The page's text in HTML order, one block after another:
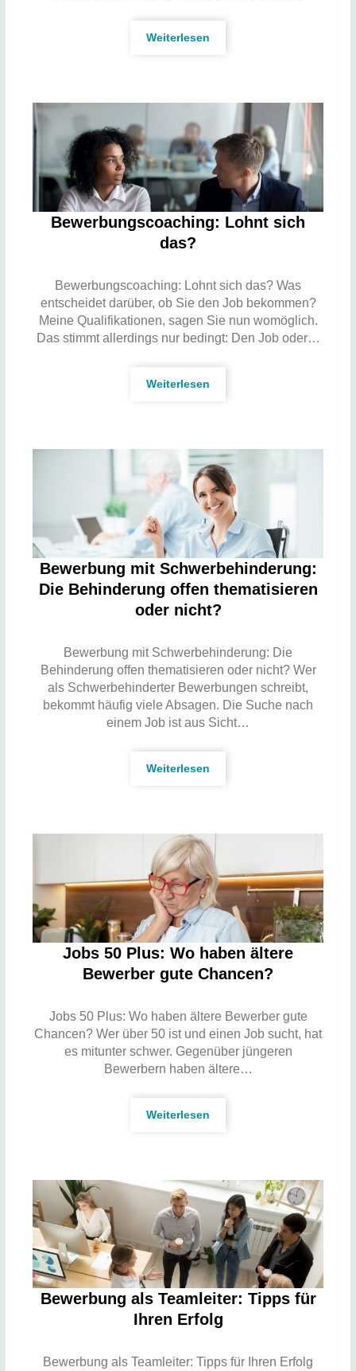
Weiterlesen
Bewerbungscoaching: Lohnt sich
das?
Bewerbungscoaching: Lohnt sich das? Was
entscheidet darüber, ob Sie den Job bekommen?
Meine Qualifikationen, sagen Sie nun womöglich.
Das stimmt allerdings nur bedingt: Den Job oder…
Weiterlesen
Bewerbung mit Schwerbehinderung:
Die Behinderung offen thematisieren
oder nicht?
Bewerbung mit Schwerbehinderung: Die
Behinderung offen thematisieren oder nicht? Wer
als Schwerbehinderter Bewerbungen schreibt,
bekommt häufig viele Absagen. Die Suche nach
einem Job ist aus Sicht…
Weiterlesen
Jobs 50 Plus: Wo haben ältere
Bewerber gute Chancen?
Jobs 50 Plus: Wo haben ältere Bewerber gute
Chancen? Wer über 50 ist und einen Job sucht, hat
es mitunter schwer. Gegenüber jüngeren
Bewerbern haben ältere…
Weiterlesen
Bewerbung als Teamleiter: Tipps für
Ihren Erfolg
Bewerbung als Teamleiter: Tipps für Ihren Erfolg